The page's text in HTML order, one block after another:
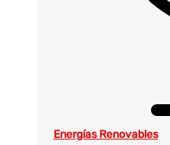
Energías Renovables